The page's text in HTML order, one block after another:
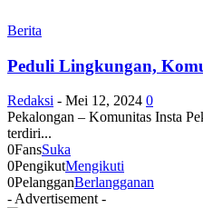
Berita
Peduli Lingkungan,
Redaksi - Mei 12, 2024 0
Pekalongan – Komunitas Insta
terdiri...
0FansSuka
0PengikutMengikuti
0PelangganBerlangganan
- Advertisement -